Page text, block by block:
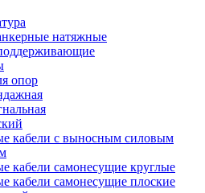
натяжные
опор
кабели с выносным силовым
кабели самонесущие круглые
кабели самонесущие плоские